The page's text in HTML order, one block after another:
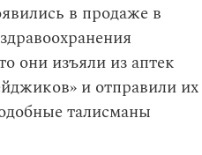
в продаже в
они изъяли из аптек
и отправили их
талисманы